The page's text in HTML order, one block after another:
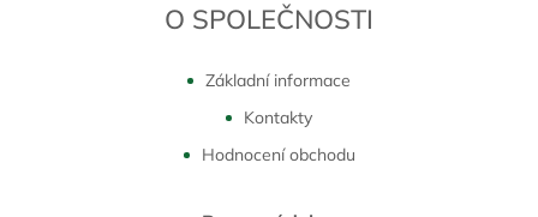
O SPOLEČNOSTI
Základní informace
Kontakty
Hodnocení obchodu